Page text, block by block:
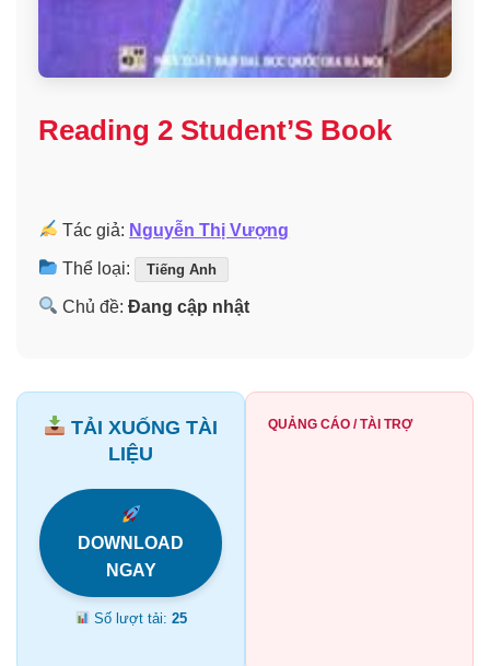
Reading 2 Student’S Book
Tác giả: Nguyễn Thị Vượng
Thể loại: Tiếng Anh
Chủ đề:Đang cập nhật
TẢI XUỐNG TÀI
LIỆU
DOWNLOAD
NGAY
Số lượt tải:25
QUẢNG CÁO / TÀI TRỢ